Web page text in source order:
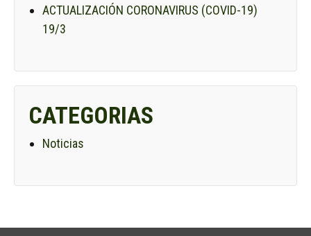
ACTUALIZACIÓN CORONAVIRUS (COVID-19)
19/3
CATEGORIAS
Noticias